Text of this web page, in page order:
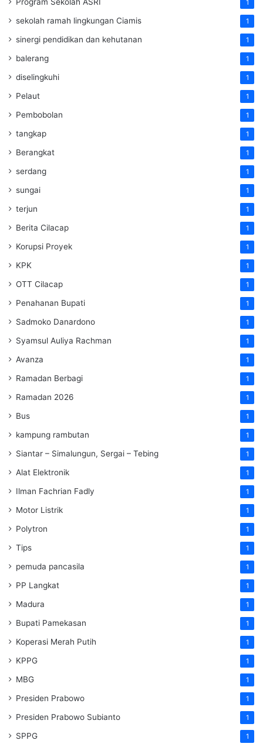
1
sekolah ramah lingkungan Ciamis 1
sinergi pendidikan dan kehutanan 1
balerang 1
diselingkuhi 1
Pelaut 1
Pembobolan 1
tangkap 1
Berangkat 1
serdang 1
sungai 1
terjun 1
Berita Cilacap 1
Korupsi Proyek 1
KPK 1
OTT Cilacap 1
Penahanan Bupati 1
Sadmoko Danardono 1
Syamsul Auliya Rachman 1
Avanza 1
Ramadan Berbagi 1
Ramadan 2026 1
Bus 1
kampung rambutan 1
Siantar – Simalungun, Sergai – Tebing 1
Alat Elektronik 1
Ilman Fachrian Fadly 1
Motor Listrik 1
Polytron 1
Tips 1
pemuda pancasila 1
PP Langkat 1
Madura 1
Bupati Pamekasan 1
Koperasi Merah Putih 1
KPPG 1
MBG 1
Presiden Prabowo 1
Presiden Prabowo Subianto 1
SPPG 1